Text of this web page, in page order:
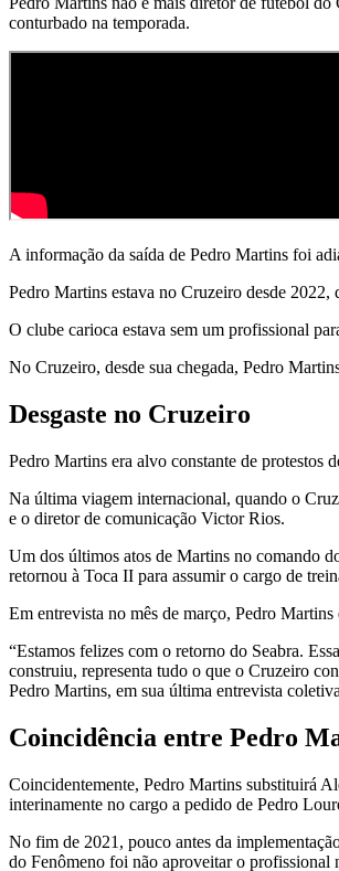
conturbado na temporada.
A informação da saída de Pedro Martins foi
Pedro Martins estava no Cruzeiro desde
O clube carioca estava sem um profissional
No Cruzeiro, desde sua chegada, Pedro
Desgaste no Cruzeiro
Pedro Martins era alvo constante de protestos
Na última viagem internacional, quando o
e o diretor de comunicação Victor Rios.
Um dos últimos atos de Martins no comando
retornou à Toca II para assumir o cargo de
Em entrevista no mês de março, Pedro
“Estamos felizes com o retorno do Seabra.
construiu, representa tudo o que o Cruzeiro
Pedro Martins, em sua última entrevista
Coincidência entre Pedro
Coincidentemente, Pedro Martins substituirá
interinamente no cargo a pedido de Pedro
No fim de 2021, pouco antes da
do Fenômeno foi não aproveitar o profissional